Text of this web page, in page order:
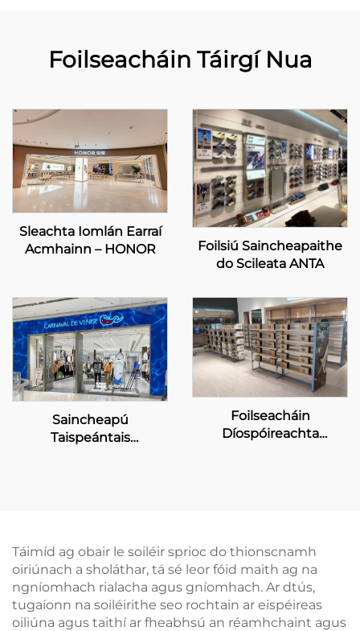
Foilseacháin Táirgí Nua
Sleachta Iomlán Earraí
Acmhainn – HONOR
Foilsiú Saincheapaithe
do Scileata ANTA
Saincheapú
Taispeántais
Foilseacháin
Díospóireachta
Táimíd ag obair le soiléir sprioc do thionscnamh
oiriúnach a sholáthar, tá sé leor fóid maith ag na
ngníomhach rialacha agus gníomhach. Ar dtús,
tugaíonn na soiléirithe seo rochtain ar eispéireas
oiliúna agus taithí ar fheabhsú an réamhchaint agus